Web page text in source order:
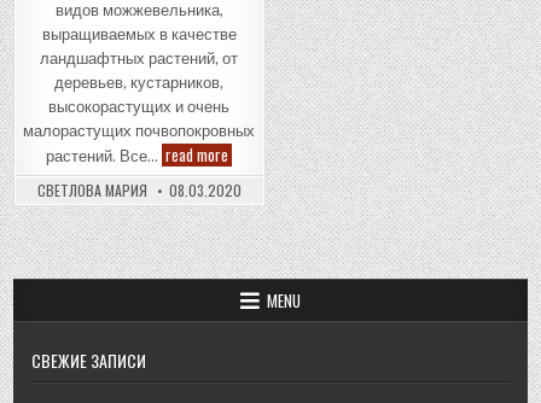
видов можжевельника,
выращиваемых в качестве
ландшафтных растений, от
деревьев, кустарников,
высокорастущих и очень
малорастущих почвопокровных
растений. Все… read more Растения
почвенного
покрова
—
преимущества
выращивания
можжевельника
как
растения
почвенного
покрова,
ландшафтные
СВЕТЛОВА МАРИЯ 08.03.2020
MENU
СВЕЖИЕ ЗАПИСИ